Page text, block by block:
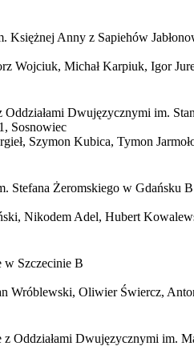
Księżnej Anny z Sapiehów
Wojciuk, Michał Karpiuk, Igor
Dwujęzycznymi im.
Sosnowiec
Szymon Kubica, Tymon
Stefana Żeromskiego w Gdańsku B
Nikodem Adel, Hubert
w Szczecinie B
Wróblewski, Oliwier Świercz,
z Oddziałami Dwujęzycznymi im.